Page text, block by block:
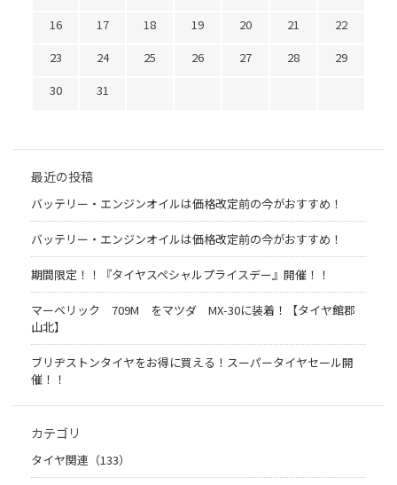
16 17 18 19 20 21
22
23
24 25 26 27 28
29
30
31
最近の投稿
バッテリー・エンジンオイルは価格改定前の今がおすすめ！
バッテリー・エンジンオイルは価格改定前の今がおすすめ！
期間限定！！『タイヤスペシャルプライスデー』開催！！
マーベリック 709M をマツダ MX-30に装着！【タイヤ館郡
山北】
ブリヂストンタイヤをお得に買える！スーパータイヤセール開
催！！
カテゴリ
タイヤ関連（133）